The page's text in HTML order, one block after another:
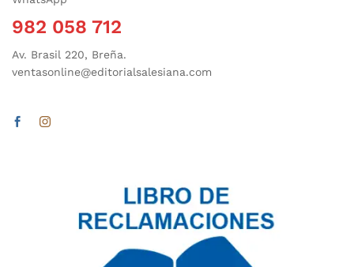
982 058 712
Av. Brasil 220, Breña.
ventasonline@editorialsalesiana.com